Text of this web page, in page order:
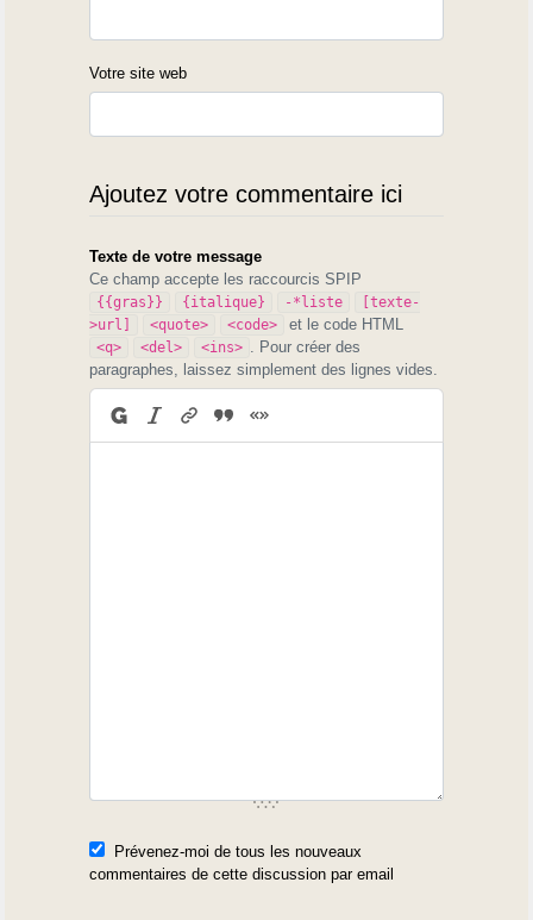
Votre site web
Ajoutez votre commentaire ici
Texte de votre message
Ce champ accepte les raccourcis SPIP
{{gras}} {italique} -*liste
[texte-
>url]
<quote> <code> et le code HTML
<q> <del> <ins>
. Pour créer des
paragraphes, laissez simplement des lignes vides.
Prévenez-moi de tous les nouveaux
commentaires de cette discussion par email